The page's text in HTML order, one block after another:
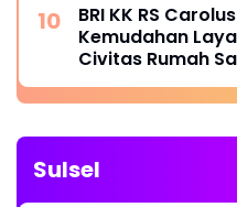
BRI KK RS
Kemudahan
Civitas Rumah
Sulsel